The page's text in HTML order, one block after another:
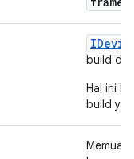
build
Hal ini
build
Memuat